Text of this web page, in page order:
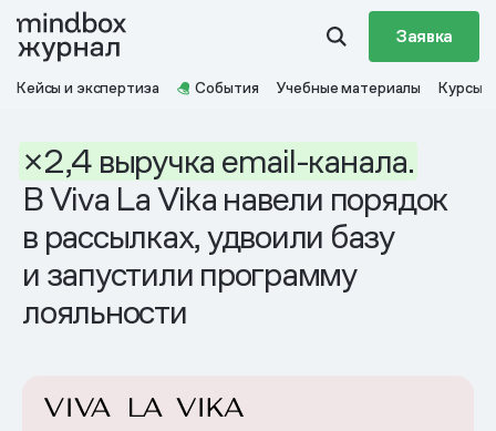
Заявка
Кейсы и экспертиза События Учебные материалы Курсы
×2,4 выручка email-канала.
В Viva La Vika навели порядок
в рассылках, удвоили базу
и запустили программу
лояльности